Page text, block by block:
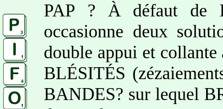
PAP ? À défaut de
occasionne deux
double appui et collante
BLÉSITÉS
BANDES? sur lequel